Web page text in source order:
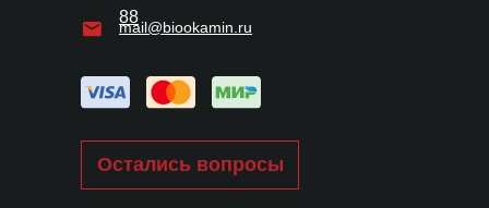
88
mail@biookamin.ru
Остались вопросы